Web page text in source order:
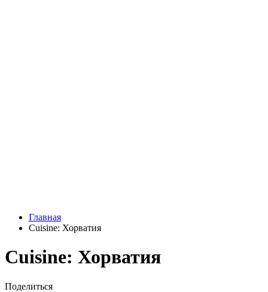
Главная
Cuisine: Хорватия
Cuisine: Хорватия
Поделиться